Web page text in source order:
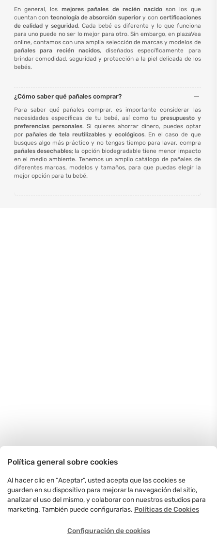
En general, los mejores pañales de recién nacidoson los que
cuentan con tecnología de absorción superiory con certificaciones
de calidad y seguridad. Cada bebé es diferente y lo que funciona
para uno puede no ser lo mejor para otro. Sin embargo, en plazaVea
online, contamos con una amplia selección de marcas y modelos de
pañales para recién nacidos, diseñados específicamente para
brindar comodidad, seguridad y protección a la piel delicada de los
bebés.
¿Cómo saber qué pañales comprar?
Para saber qué pañales comprar, es importante considerar las
necesidades específicas de tu bebé, así como tu presupuesto y
preferencias personales. Si quieres ahorrar dinero, puedes optar
por pañales de tela reutilizables y ecológicos. En el caso de que
busques algo más práctico y no tengas tiempo para lavar, compra
pañales desechables; la opción biodegradable tiene menor impacto
en el medio ambiente. Tenemos un amplio catálogo de pañales de
diferentes marcas, modelos y tamaños, para que puedas elegir la
mejor opción para tu bebé.
Política general sobre cookies
Al hacer clic en “Aceptar”, usted acepta que las cookies se
guarden en su dispositivo para mejorar la navegación del sitio,
analizar el uso del mismo, y colaborar con nuestros estudios para
marketing. También puede configurarlas. Políticas de Cookies
Configuración de cookies